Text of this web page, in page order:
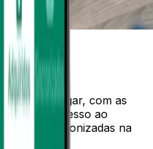
qualquer lugar, com as
acesso ao
cliente sincronizadas na